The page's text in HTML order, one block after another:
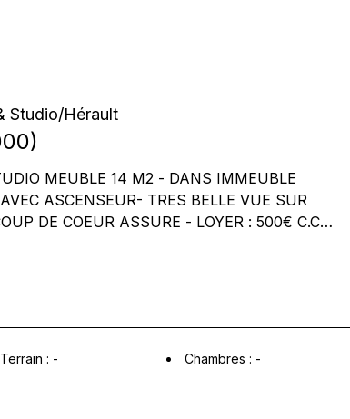
Studio/Hérault
)
VUE SUR
ASSURE - LOYER : 500€ C.C
Terrain : - Chambres : -